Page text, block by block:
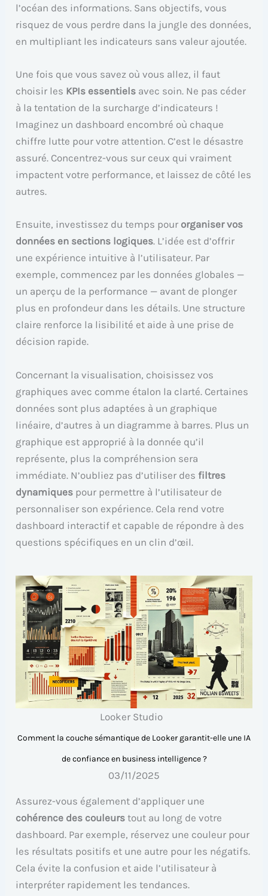
l’océan des informations. Sans objectifs, vous
risquez de vous perdre dans la jungle des données,
en multipliant les indicateurs sans valeur ajoutée.
Une fois que vous savez où vous allez, il faut
choisir les KPIs essentiels avec soin. Ne pas céder
à la tentation de la surcharge d’indicateurs !
Imaginez un dashboard encombré où chaque
chiffre lutte pour votre attention. C’est le désastre
assuré. Concentrez-vous sur ceux qui vraiment
impactent votre performance, et laissez de côté les
autres.
Ensuite, investissez du temps pour organiser vos
données en sections logiques. L’idée est d’offrir
une expérience intuitive à l’utilisateur. Par
exemple, commencez par les données globales —
un aperçu de la performance — avant de plonger
plus en profondeur dans les détails. Une structure
claire renforce la lisibilité et aide à une prise de
décision rapide.
Concernant la visualisation, choisissez vos
graphiques avec comme étalon la clarté. Certaines
données sont plus adaptées à un graphique
linéaire, d’autres à un diagramme à barres. Plus un
graphique est approprié à la donnée qu’il
représente, plus la compréhension sera
immédiate. N’oubliez pas d’utiliser des filtres
dynamiques pour permettre à l’utilisateur de
personnaliser son expérience. Cela rend votre
dashboard interactif et capable de répondre à des
questions spécifiques en un clin d’œil.
Looker Studio
Comment la couche sémantique de Looker garantit-elle une IA
de confiance en business intelligence ?
03/11/2025
Assurez-vous également d’appliquer une
cohérence des couleurs tout au long de votre
dashboard. Par exemple, réservez une couleur pour
les résultats positifs et une autre pour les négatifs.
Cela évite la confusion et aide l’utilisateur à
interpréter rapidement les tendances.